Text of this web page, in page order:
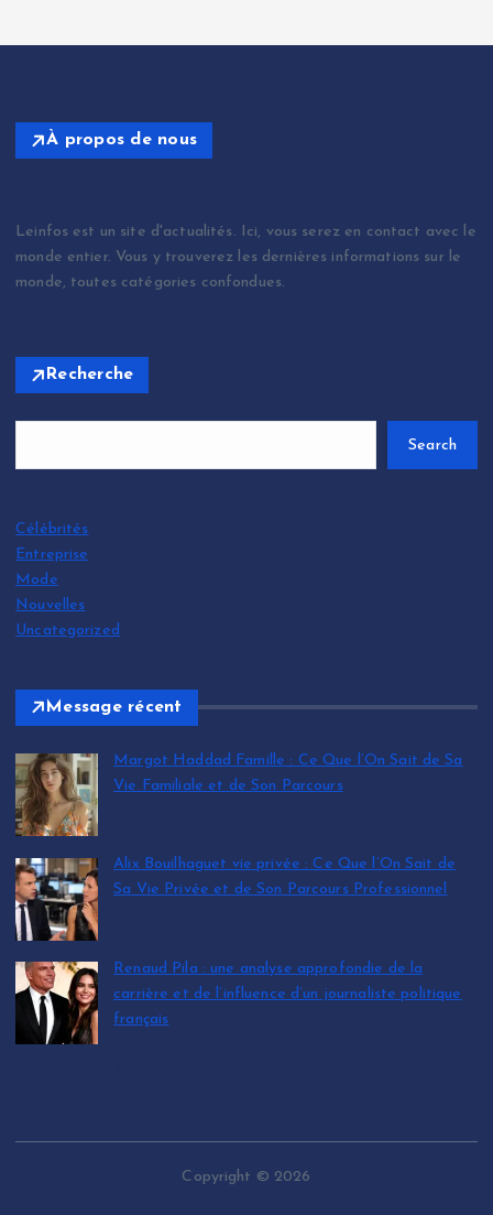
À propos de nous
Leinfos est un site d'actualités. Ici, vous serez en contact avec le
monde entier. Vous y trouverez les dernières informations sur le
monde, toutes catégories confondues.
Recherche
Search
Célébrités
Entreprise
Mode
Nouvelles
Uncategorized
Message récent
Margot Haddad Famille : Ce Que l’On Sait de Sa
Vie Familiale et de Son Parcours
Alix Bouilhaguet vie privée : Ce Que l’On Sait de
Sa Vie Privée et de Son Parcours Professionnel
Renaud Pila : une analyse approfondie de la
carrière et de l’influence d’un journaliste politique
français
Copyright © 2026